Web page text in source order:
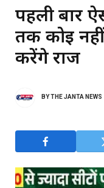
पहली बार
तक कोई
करेंगे राज
BYTHE JANTA NEWS